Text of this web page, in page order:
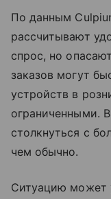
По данным
рассчитывают
спрос, но
заказов могут
устройств в
ограниченными.
столкнуться с
чем обычно.
Ситуацию может